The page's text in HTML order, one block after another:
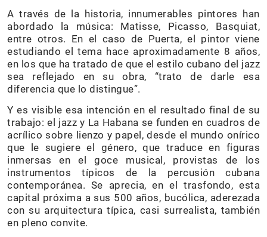
A través de la historia, innumerables pintores han
abordado la música: Matisse, Picasso, Basquiat,
entre otros. En el caso de Puerta, el pintor viene
estudiando el tema hace aproximadamente 8 años,
en los que ha tratado de que el estilo cubano del jazz
sea reflejado en su obra, “trato de darle esa
diferencia que lo distingue”.
Y es visible esa intención en el resultado final de su
trabajo: el jazz y La Habana se funden en cuadros de
acrílico sobre lienzo y papel, desde el mundo onírico
que le sugiere el género, que traduce en figuras
inmersas en el goce musical, provistas de los
instrumentos típicos de la percusión cubana
contemporánea. Se aprecia, en el trasfondo, esta
capital próxima a sus 500 años, bucólica, aderezada
con su arquitectura típica, casi surrealista, también
en pleno convite.